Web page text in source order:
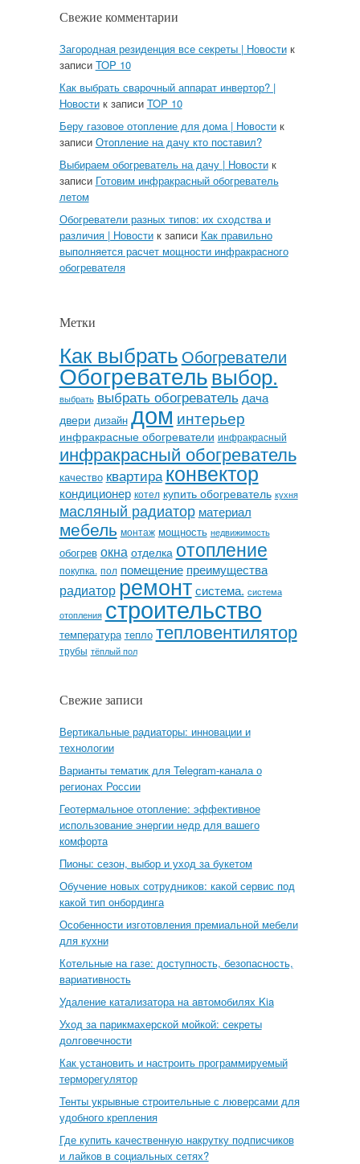
Свежие комментарии
Загородная резиденция все секреты | Новостик
записи TOP 10
Как выбрать сварочный аппарат инвертор? |
Новостик записи TOP 10
Беру газовое отопление для дома | Новостик
записи Отопление на дачу кто поставил?
Выбираем обогреватель на дачу | Новостик
записи Готовим инфракрасный обогреватель
летом
Обогреватели разных типов: их сходства и
различия | Новостик записи Как правильно
выполняется расчет мощности инфракрасного
обогревателя
Метки
Как выбрать Обогреватели
Обогревательвыбор.
выбрать выбрать обогреватель дача
двери дизайн дом интерьер
инфракрасные обогреватели инфракрасный
инфракрасный обогреватель
качество квартираконвектор
кондиционер котел купить обогреватель кухня
масляный радиатор материал
мебель монтаж мощность недвижимость
обогрев окна отделка отопление
покупка. пол помещение преимущества
радиатор ремонт система. система
отопления строительство
температура тепло тепловентилятор
трубы тёплый пол
Свежие записи
Вертикальные радиаторы: инновации и
технологии
Варианты тематик для Telegram-канала о
регионах России
Геотермальное отопление: эффективное
использование энергии недр для вашего
комфорта
Пионы: сезон, выбор и уход за букетом
Обучение новых сотрудников: какой сервис под
какой тип онбординга
Особенности изготовления премиальной мебели
для кухни
Котельные на газе: доступность, безопасность,
вариативность
Удаление катализатора на автомобилях Kia
Уход за парикмахерской мойкой: секреты
долговечности
Как установить и настроить программируемый
терморегулятор
Тенты укрывные строительные с люверсами для
удобного крепления
Где купить качественную накрутку подписчиков
и лайков в социальных сетях?